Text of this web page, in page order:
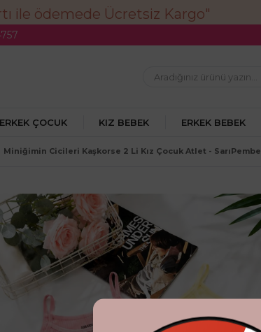
ERKEK ÇOCUK KIZ BEBEK ERKEK BEBEK
Miniğimin Cicileri Kaşkorse 2 Li Kız Çocuk Atlet - SarıPembe